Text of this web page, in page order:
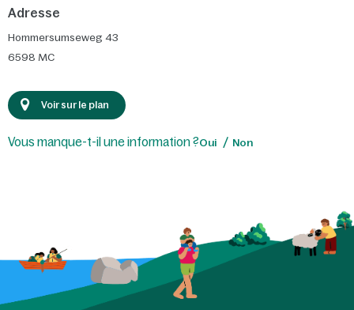
Adresse
Hommersumseweg 43
6598 MC
Voir sur le plan
Vous manque-t-il une information ?Oui Non